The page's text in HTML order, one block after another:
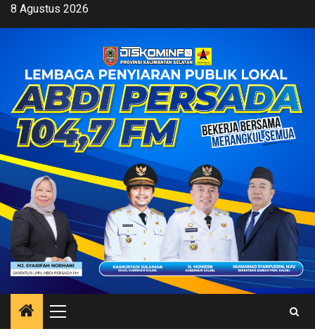
Skip8 Agustus 2026
Primary
Menu